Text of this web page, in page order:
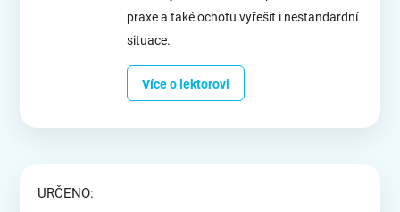
praxe a také ochotu vyřešit i nestandardní
situace.
Více o lektorovi
URČENO: